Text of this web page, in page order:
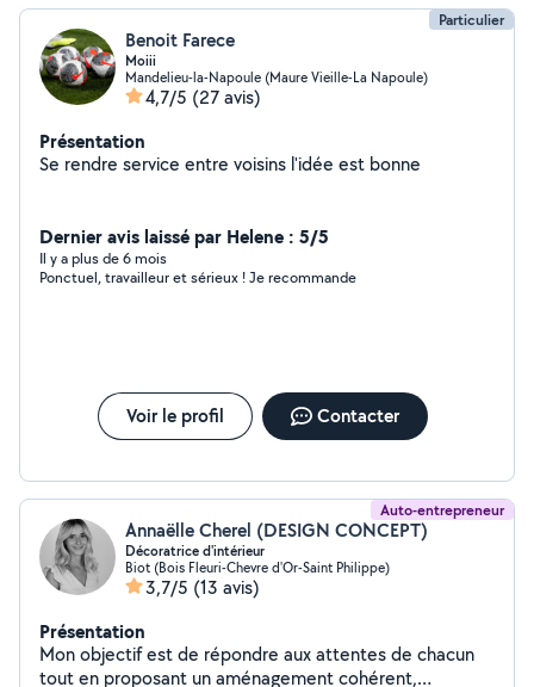
Particulier
Benoit Farece
Moiii
Mandelieu-la-Napoule (Maure Vieille-La Napoule)
4,7/5 (27 avis)
Présentation
Se rendre service entre voisins l'idée est bonne
Dernier avis laissé par Helene : 5/5
Il y a plus de 6 mois
Ponctuel, travailleur et sérieux ! Je recommande
Voir le profil Contacter
Auto-entrepreneur
Annaëlle Cherel (DESIGN CONCEPT)
Décoratrice d'intérieur
Biot (Bois Fleuri-Chevre d'Or-Saint Philippe)
3,7/5 (13 avis)
Présentation
Mon objectif est de répondre aux attentes de chacun
tout en proposant un aménagement cohérent,